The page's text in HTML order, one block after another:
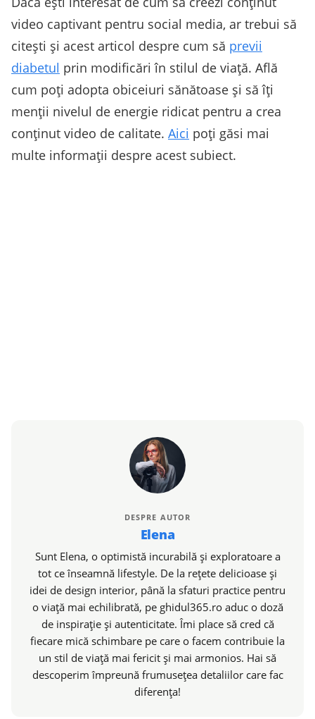
video captivant pentru social media, ar trebui să
citești și acest articol despre cum să previi
diabetul prin modificări în stilul de viață. Află
cum poți adopta obiceiuri sănătoase și să îți
menții nivelul de energie ridicat pentru a crea
conținut video de calitate. Aici poți găsi mai
multe informații despre acest subiect.
DESPRE AUTOR
Elena
Sunt Elena, o optimistă incurabilă și exploratoare a
tot ce înseamnă lifestyle. De la rețete delicioase și
idei de design interior, până la sfaturi practice pentru
o viață mai echilibrată, pe ghidul365.ro aduc o doză
de inspirație și autenticitate. Îmi place să cred că
fiecare mică schimbare pe care o facem contribuie la
un stil de viață mai fericit și mai armonios. Hai să
descoperim împreună frumusețea detaliilor care fac
diferența!